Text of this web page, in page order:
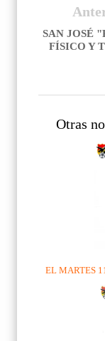
SAN JOSÉ
FÍSICO Y
Otras
EL MARTES